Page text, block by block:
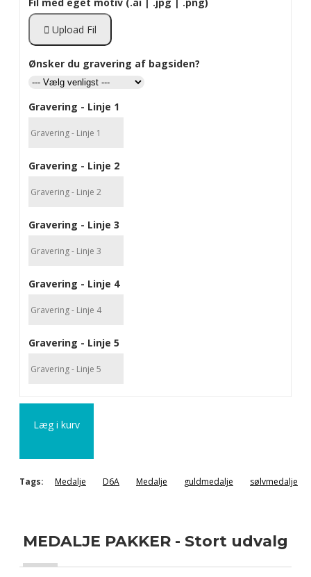
Upload Fil
Ønsker du gravering af bagsiden?
Gravering - Linje 1
Gravering - Linje 2
Gravering - Linje 3
Gravering - Linje 4
Gravering - Linje 5
Læg i kurv
Tags: Medalje D6A Medalje guldmedalje sølvmedalje
MEDALJE PAKKER - Stort udvalg